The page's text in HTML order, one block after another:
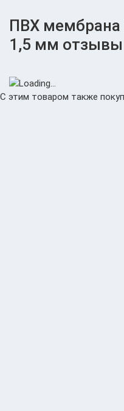
ПВХ мембрана
1,5 мм отзывы
С этим товаром также